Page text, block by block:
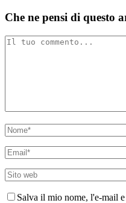
Che ne pensi di questo
Salva il mio nome, l'e-mail